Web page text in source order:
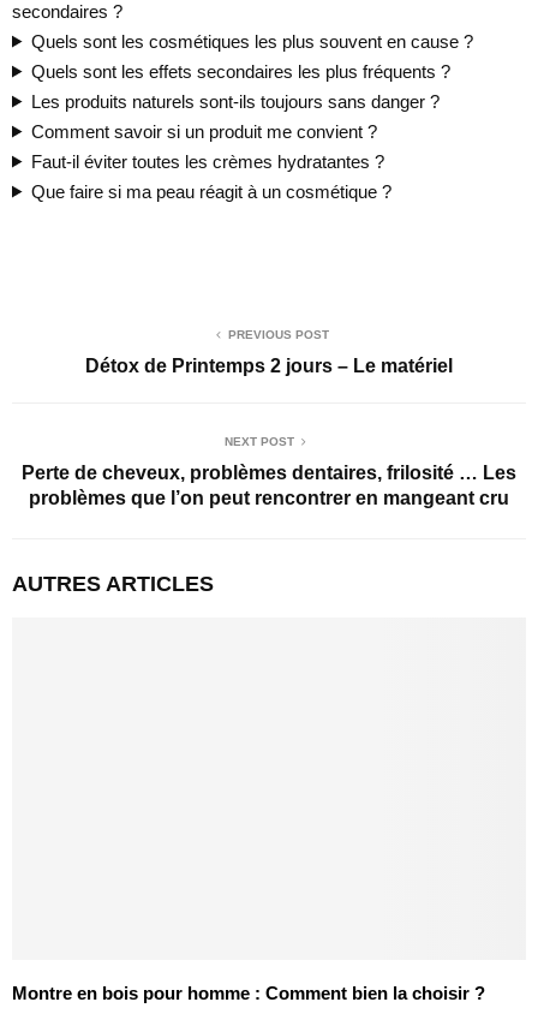
secondaires ?
Quels sont les cosmétiques les plus souvent en cause ?
Quels sont les effets secondaires les plus fréquents ?
Les produits naturels sont-ils toujours sans danger ?
Comment savoir si un produit me convient ?
Faut-il éviter toutes les crèmes hydratantes ?
Que faire si ma peau réagit à un cosmétique ?
PREVIOUS POST
Détox de Printemps 2 jours – Le matériel
NEXT POST
Perte de cheveux, problèmes dentaires, frilosité … Les
problèmes que l’on peut rencontrer en mangeant cru
AUTRES ARTICLES
Montre en bois pour homme : Comment bien la choisir ?